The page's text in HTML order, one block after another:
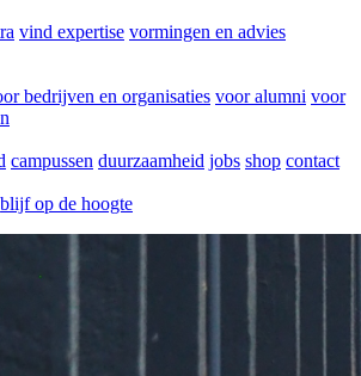
vind expertise vormingen en advies
bedrijven en organisaties voor alumni voor
campussen duurzaamheid jobs shop contact
blijf op de hoogte